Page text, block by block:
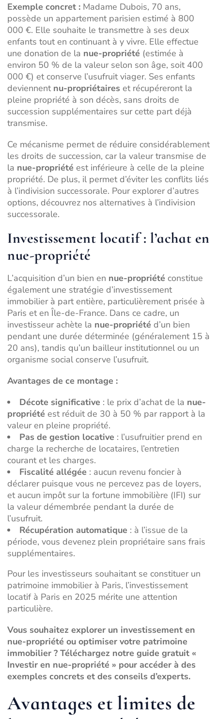
Exemple concret : Madame Dubois, 70 ans,
possède un appartement parisien estimé à 800
000 €. Elle souhaite le transmettre à ses deux
enfants tout en continuant à y vivre. Elle effectue
une donation de la nue-propriété (estimée à
environ 50 % de la valeur selon son âge, soit 400
000 €) et conserve l’usufruit viager. Ses enfants
deviennent nu-propriétaires et récupéreront la
pleine propriété à son décès, sans droits de
succession supplémentaires sur cette part déjà
transmise.
Ce mécanisme permet de réduire considérablement
les droits de succession, car la valeur transmise de
la nue-propriété est inférieure à celle de la pleine
propriété. De plus, il permet d’éviter les conflits liés
à l’indivision successorale. Pour explorer d’autres
options, découvrez nos alternatives à l’indivision
successorale.
Investissement locatif : l’achat en
nue-propriété
L’acquisition d’un bien en nue-propriété constitue
également une stratégie d’investissement
immobilier à part entière, particulièrement prisée à
Paris et en Île-de-France. Dans ce cadre, un
investisseur achète la nue-propriété d’un bien
pendant une durée déterminée (généralement 15 à
20 ans), tandis qu’un bailleur institutionnel ou un
organisme social conserve l’usufruit.
Avantages de ce montage :
Décote significative : le prix d’achat de la nue-
propriété est réduit de 30 à 50 % par rapport à la
valeur en pleine propriété.
Pas de gestion locative : l’usufruitier prend en
charge la recherche de locataires, l’entretien
courant et les charges.
Fiscalité allégée : aucun revenu foncier à
déclarer puisque vous ne percevez pas de loyers,
et aucun impôt sur la fortune immobilière (IFI) sur
la valeur démembrée pendant la durée de
l’usufruit.
Récupération automatique : à l’issue de la
période, vous devenez plein propriétaire sans frais
supplémentaires.
Pour les investisseurs souhaitant se constituer un
patrimoine immobilier à Paris, l’investissement
locatif à Paris en 2025 mérite une attention
particulière.
Vous souhaitez explorer un investissement en
nue-propriété ou optimiser votre patrimoine
immobilier ? Téléchargez notre guide gratuit «
Investir en nue-propriété » pour accéder à des
exemples concrets et des conseils d’experts.
Avantages et limites de